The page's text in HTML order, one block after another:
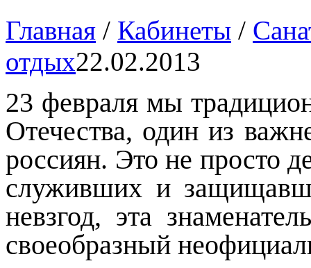
Главная / Кабинеты /
отдых22.02.2013
23 февраля мы
Отечества, один из
россиян. Это не просто
служивших и
невзгод, эта
своеобразный